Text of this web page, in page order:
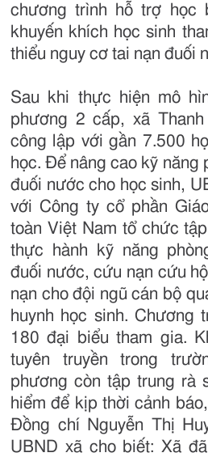
chương trình hỗ trợ học
khuyến khích học sinh
thiểu nguy cơ tai nạn đuối
Sau khi thực hiện mô
phương 2 cấp, xã
công lập với gần 7.500
học. Để nâng cao kỹ năng
đuối nước cho học sinh,
với Công ty cổ phần
toàn Việt Nam tổ chức
thực hành kỹ năng
đuối nước, cứu nạn cứu
nạn cho đội ngũ cán bộ
huynh học sinh. Chương
180 đại biểu tham gia.
tuyên truyền trong
phương còn tập trung rà
hiểm để kịp thời cảnh
Đồng chí Nguyễn Thị
UBND xã cho biết: Xã